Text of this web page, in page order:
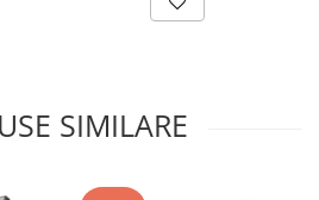
SIMILARE